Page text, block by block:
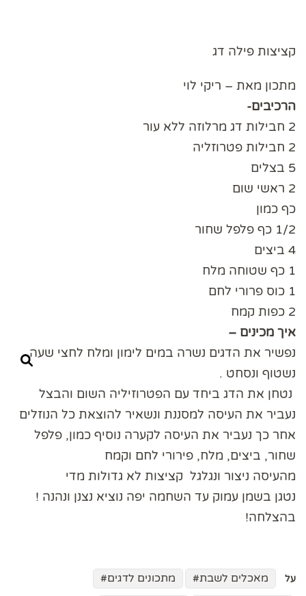
קציצות פילה דג
מתכון מאת – ריקי לוי
הרכיבים-
2 חבילות דג מרלוזה ללא עור
2 חבילות פטרוזליה
5 בצלים
2 ראשי שום
כף כמון
1/2 כף פלפל שחור
4 ביצים
1 כף שטוחה מלח
1 כוס פרורי לחם
2 כפות קמח
איך מכינים –
נפשיר את הדגים נשרה במים לימון ומלח לחצי שעה
נשטוף ונסחט .
נטחן את הדג ביחד עם הפטרוזיליה השום והבצל
נעביר את העיסה למסננת ונשאיר להוצאת כל הנוזלים
אחר כך נעביר את העיסה לקערה נוסיף כמון, פלפל
שחור, ביצים, מלח, פירורי לחם וקמח
מהעיסה ניצור ונגלגל קציצות לא גדולות מדי
נטגן בשמן עמוק עד השחמה יפה נוציא נצנן ונהנה !
בהצלחה!
על מאכלים לשבת
מתכונים לדגים